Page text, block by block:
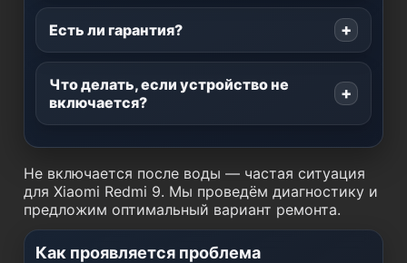
Есть ли гарантия?
Что делать, если устройство не
включается?
Не включается после воды — частая ситуация
для Xiaomi Redmi 9. Мы проведём диагностику и
предложим оптимальный вариант ремонта.
Как проявляется проблема